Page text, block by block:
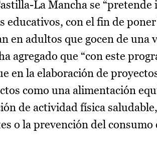
La Mancha se
educativos, con el fin de
en adultos que gocen de una
agregado que “con este
en la elaboración de
como una alimentación
de actividad física
o la prevención del